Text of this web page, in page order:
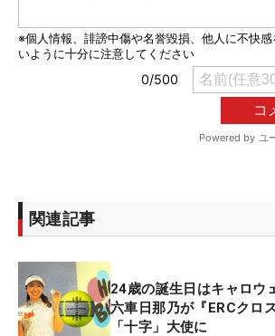
関連記事
24歳の誕生日はキャロウ
六車日那乃が『ERCクロ
「十字」大使に